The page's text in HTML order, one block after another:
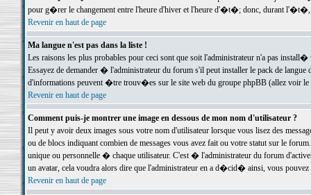
pour g�rer le changement entre l'heure d'hiver et l'heure d'�t�; donc, durant
Revenir en haut de page
Ma langue n'est pas dans la liste !
Les raisons les plus probables pour ceci sont que soit l'administrateur n'a pas
Essayez de demander � l'administrateur du forum s'il peut installer le pack de
d'informations peuvent �tre trouv�es sur le site web du groupe phpBB (allez voir le
Revenir en haut de page
Comment puis-je montrer une image en dessous de mon nom d'utilisateur ?
Il peut y avoir deux images sous votre nom d'utilisateur lorsque vous lisez des
ou de blocs indiquant combien de messages vous avez fait ou votre statut sur le
unique ou personnelle � chaque utilisateur. C'est � l'administrateur du forum
un avatar, cela voudra alors dire que l'administrateur en a d�cid� ainsi, vous
Revenir en haut de page